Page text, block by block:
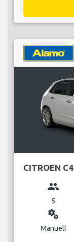
CITROEN C4
group
5
miscellaneous_services
Manuell